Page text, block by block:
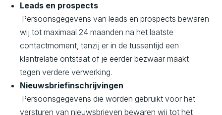
Leads en prospects
Persoonsgegevens van leads en prospects bewaren
wij tot maximaal 24 maanden na het laatste
contactmoment, tenzij er in de tussentijd een
klantrelatie ontstaat of je eerder bezwaar maakt
tegen verdere verwerking.
Nieuwsbriefinschrijvingen
Persoonsgegevens die worden gebruikt voor het
versturen van nieuwsbrieven bewaren wij tot het